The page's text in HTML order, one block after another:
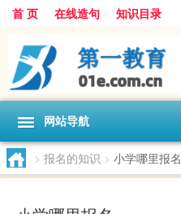
首 页 在线造句 知识目录
网站导航
> 报名的知识 > 小学哪里报名